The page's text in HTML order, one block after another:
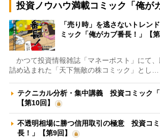
投資ノウハウ満載コミック「俺が
「売り時」を逃さないトレン
ミック「俺がカブ番長！」【第
かつて投資情報雑誌「マネーポスト」にて
詰め込まれた「天下無敵の株コミック」とし…
テクニカル分析・集中講義 投資コミック「
【第10回】
不透明相場に勝つ信用取引の極意 投資コ
長！」【第9回】